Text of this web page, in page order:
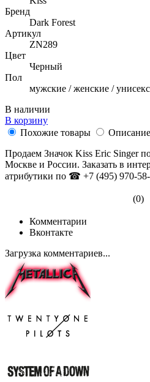
Бренд
Dark Forest
Артикул
ZN289
Цвет
Черный
Пол
мужские / женские / унисекс
В наличии
В корзину
Похожие товары
Описание
Продаем Значок Kiss Eric Singer
Москве и России. Заказать в
атрибутики по ☎ +7 (495) 970-
(0)
Комментарии
Вконтакте
Загрузка комментариев...